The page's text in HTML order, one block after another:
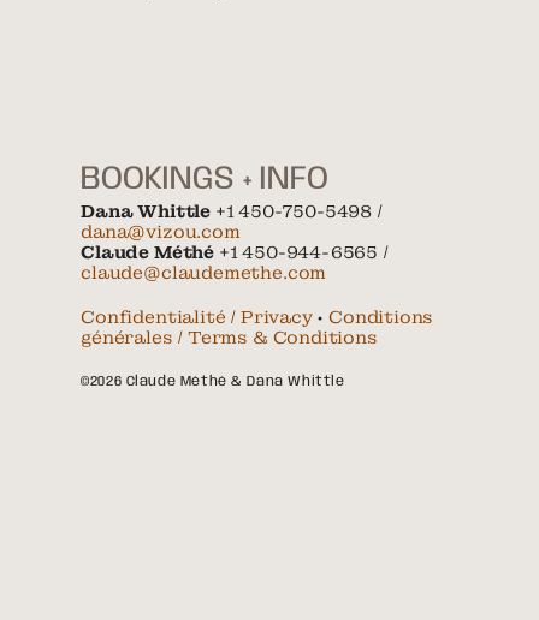
BOOKINGS + INFO
Dana Whittle +1 450-750-5498 /
dana@vizou.com
Claude Méthé +1 450-944-6565 /
claude@claudemethe.com
Confidentialité / Privacy•Conditions
générales / Terms & Conditions
©2026 Claude Méthé & Dana Whittle